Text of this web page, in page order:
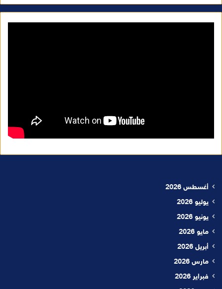
أغسطس 2026
يوليو 2026
يونيو 2026
مايو 2026
أبريل 2026
مارس 2026
فبراير 2026